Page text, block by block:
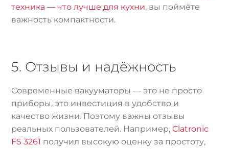
техника — что лучше для кухни, вы поймёте
важность компактности.
5. Отзывы и надёжность
Современные вакууматоры — это не просто
приборы, это инвестиция в удобство и
качество жизни. Поэтому важны отзывы
реальных пользователей. Например,Clatronic
FS 3261 получил высокую оценку за простоту,